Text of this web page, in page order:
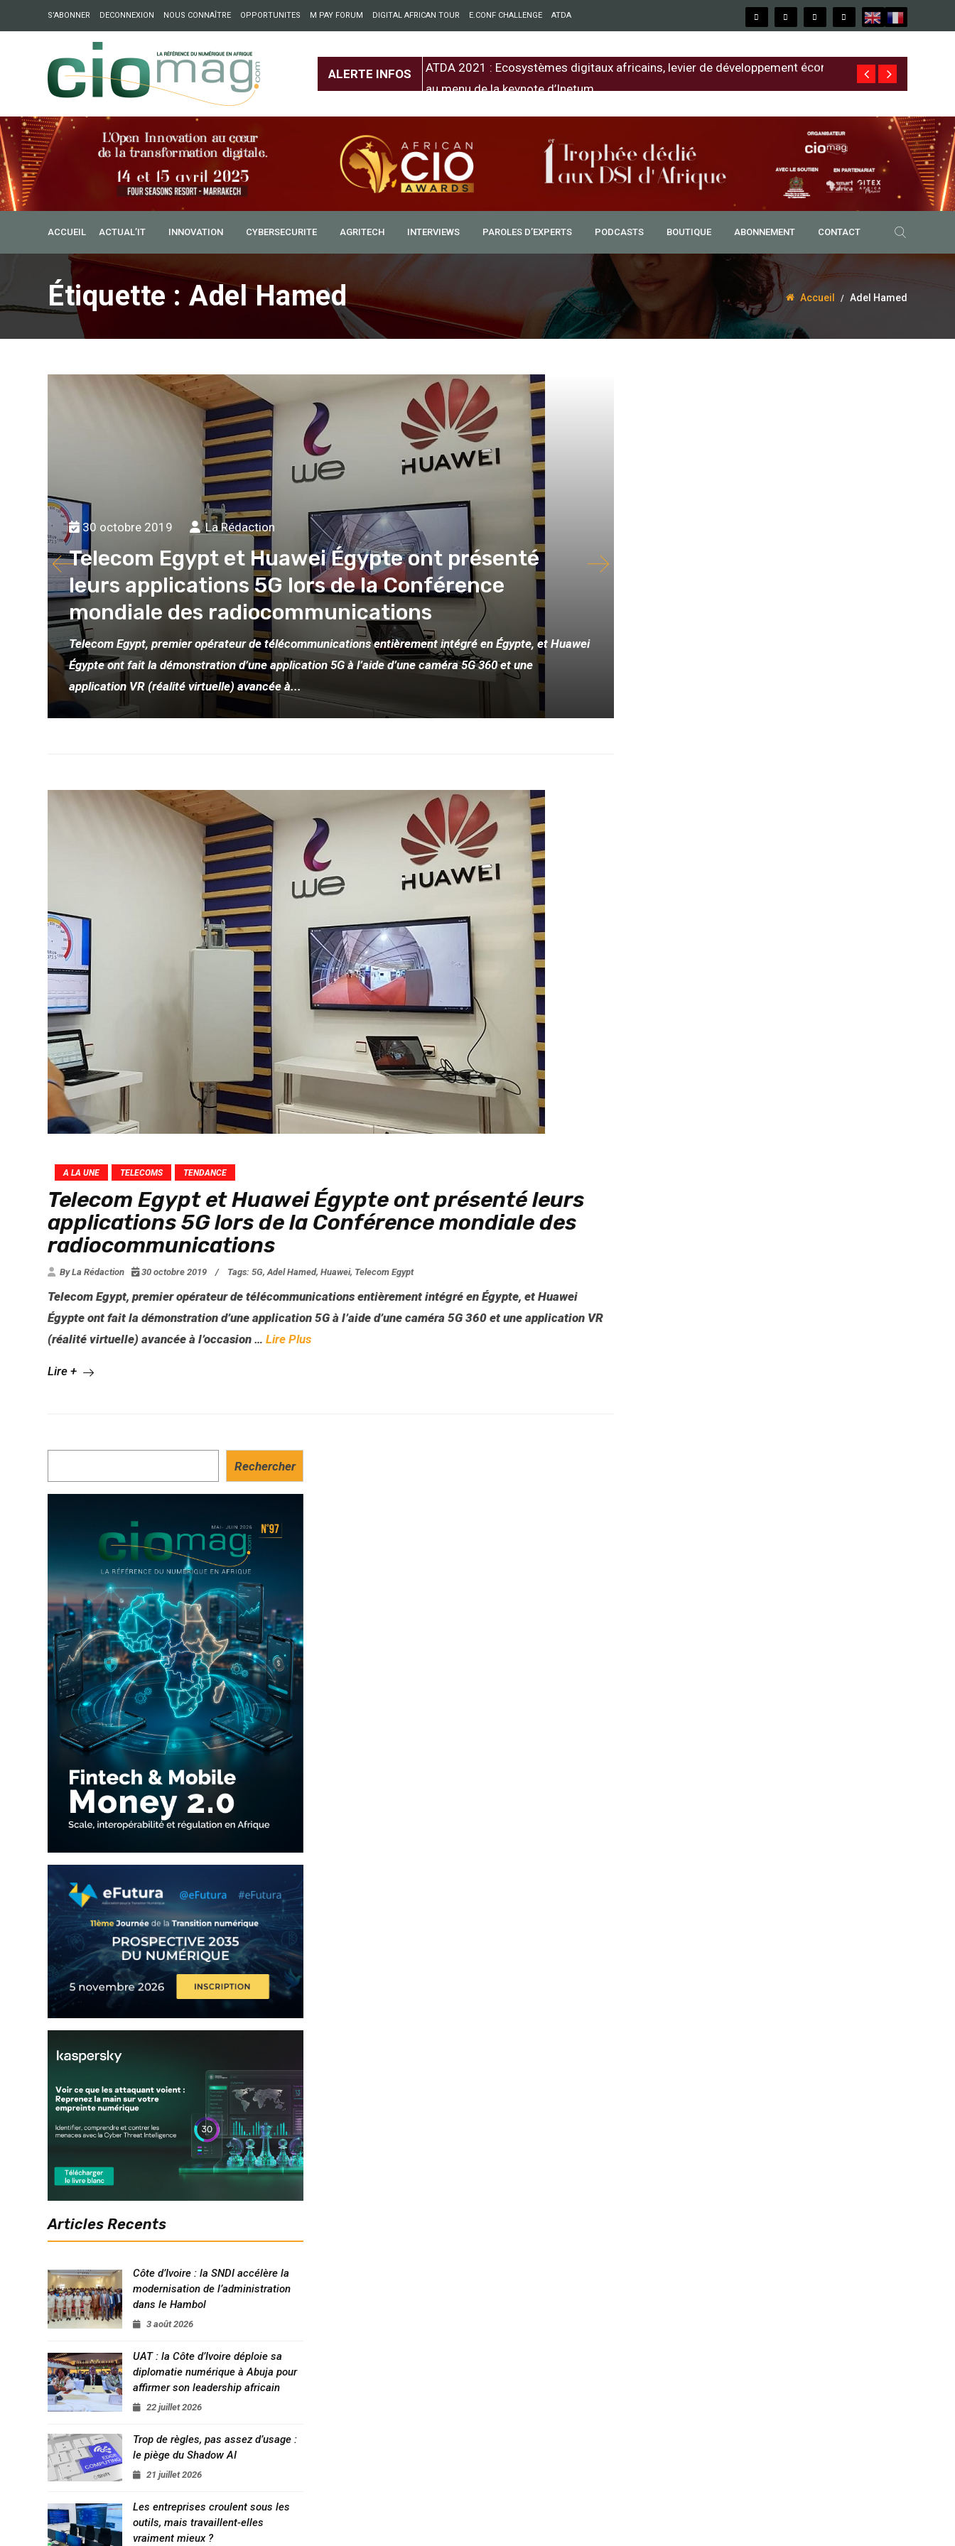
S’ABONNER DECONNEXION NOUS CONNAÎTRE OPPORTUNITES M PAY FORUM DIGITAL AFRICAN TOUR E.CONF CHALLENGE ATDA
ALERTE INFOS
: Partech Shaker lance Chapter54 pour créer des ponts entre l’Europe et
ATDA 2021 : Ecosystèmes digitaux africains, levier de développement économique
au menu de la keynote d’Inetum
Free au
ACCUEIL ACTUAL’IT INNOVATION CYBERSECURITE AGRITECH INTERVIEWS PAROLES D’EXPERTS PODCASTS BOUTIQUE ABONNEMENT CONTACT
Étiquette : Adel Hamed Accueil Adel Hamed
30 octobre 2019 La Rédaction
Telecom Egypt et Huawei Égypte ont présenté
leurs applications 5G lors de la Conférence
mondiale des radiocommunications
Telecom Egypt, premier opérateur de télécommunications entièrement intégré en Égypte, et Huawei
Égypte ont fait la démonstration d’une application 5G à l’aide d’une caméra 5G 360 et une
application VR (réalité virtuelle) avancée à...
A LA UNE TELECOMS TENDANCE
Telecom Egypt et Huawei Égypte ont présenté leurs
applications 5G lors de la Conférence mondiale des
radiocommunications
By La Rédaction 30 octobre 2019 / Tags: 5G,Adel Hamed, Huawei, Telecom Egypt
Telecom Egypt, premier opérateur de télécommunications entièrement intégré en Égypte, et Huawei
Égypte ont fait la démonstration d’une application 5G à l’aide d’une caméra 5G 360 et une application VR
(réalité virtuelle) avancée à l’occasion … Lire Plus
Lire +
Rechercher
Articles Recents
Côte d’Ivoire : la SNDI accélère la
modernisation de l’administration
dans le Hambol
3 août 2026
UAT : la Côte d’Ivoire déploie sa
diplomatie numérique à Abuja pour
affirmer son leadership africain
22 juillet 2026
Trop de règles, pas assez d’usage :
le piège du Shadow AI
21 juillet 2026
Les entreprises croulent sous les
outils, mais travaillent-elles
vraiment mieux ?